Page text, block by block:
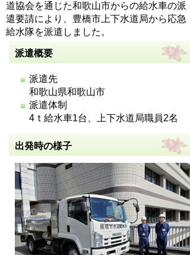
道協会を通じた和歌山市からの給水車の派
遣要請により、豊橋市上下水道局から応急
給水隊を派遣しました。
派遣概要
派遣先
和歌山県和歌山市
派遣体制
4ｔ給水車1台、上下水道局職員2名
出発時の様子